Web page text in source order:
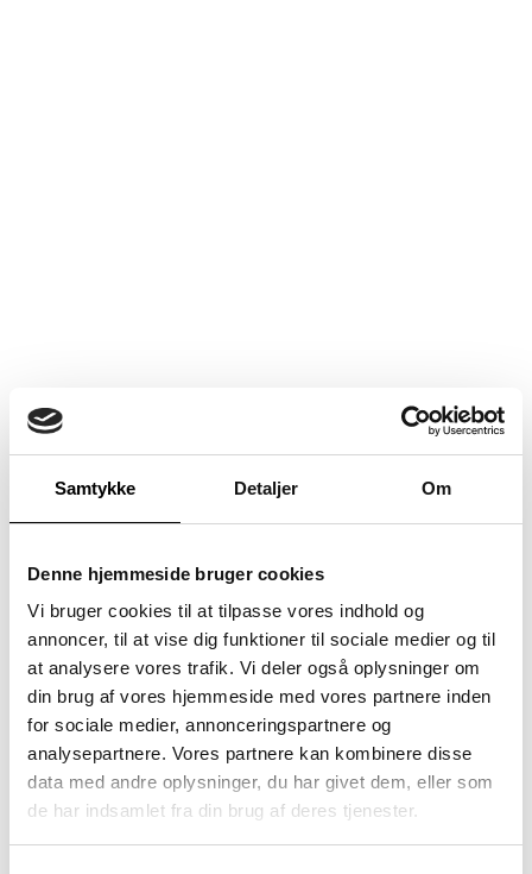
Samtykke Detaljer Om
Denne hjemmeside bruger cookies
Vi bruger cookies til at tilpasse vores indhold og
annoncer, til at vise dig funktioner til sociale medier og til
at analysere vores trafik. Vi deler også oplysninger om
din brug af vores hjemmeside med vores partnere inden
for sociale medier, annonceringspartnere og
analysepartnere. Vores partnere kan kombinere disse
data med andre oplysninger, du har givet dem, eller som
de har indsamlet fra din brug af deres tjenester.